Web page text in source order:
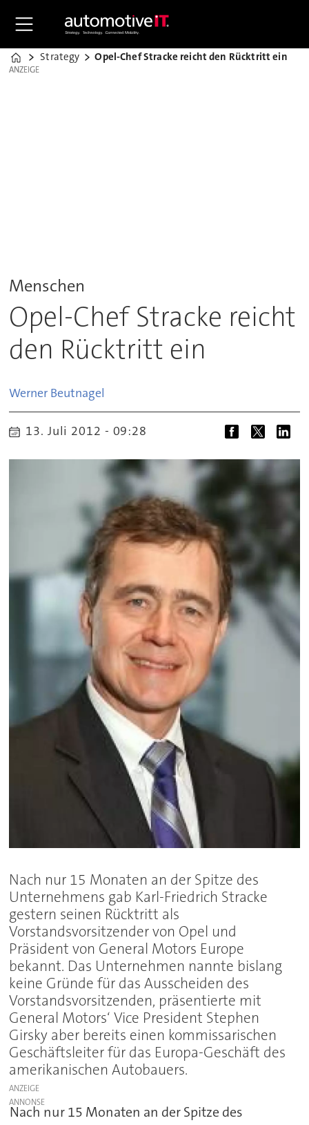
Home
Strategy Opel-Chef Stracke reicht den Rücktritt ein
ANZEIGE
ANZEIGE
Menschen
Opel-Chef Stracke reicht
den Rücktritt ein
Werner Beutnagel
13. Juli 2012 - 09:28
Nach nur 15 Monaten an der Spitze des
Unternehmens gab Karl-Friedrich Stracke
gestern seinen Rücktritt als
Vorstandsvorsitzender von Opel und
Präsident von General Motors Europe
bekannt. Das Unternehmen nannte bislang
keine Gründe für das Ausscheiden des
Vorstandsvorsitzenden, präsentierte mit
General Motors‘ Vice President Stephen
Girsky aber bereits einen kommissarischen
Geschäftsleiter für das Europa-Geschäft des
amerikanischen Autobauers.
ANZEIGE
Nach nur 15 Monaten an der Spitze des